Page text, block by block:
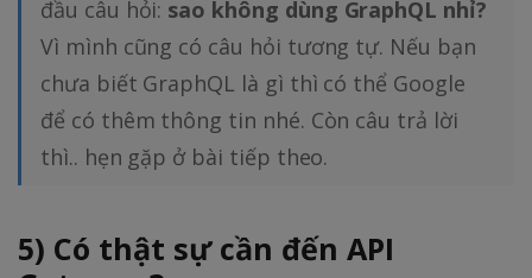
đầu câu hỏi: sao không dùng GraphQL nhỉ?
Vì mình cũng có câu hỏi tương tự. Nếu bạn
chưa biết GraphQL là gì thì có thể Google
để có thêm thông tin nhé. Còn câu trả lời
thì.. hẹn gặp ở bài tiếp theo.
5) Có thật sự cần đến API